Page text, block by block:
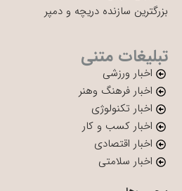
بزرگترین سازنده دریچه و دمپر
تبلیغات متنی
اخبار ورزشی
اخبار فرهنگ وهنر
اخبار تکنولوژی
اخبار کسب و کار
اخبار اقتصادی
اخبار سلامتی